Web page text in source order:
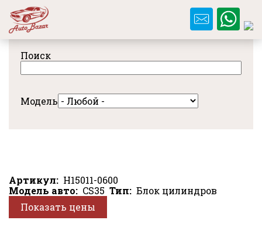
Перейти
основному
содержанию
Поиск
Модель
Артикул
H15011-0600
Модель авто
CS35 Тип
Блок цилиндров
Показать цены